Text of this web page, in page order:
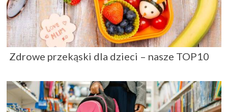
Zdrowe przekąski dla dzieci – nasze TOP10